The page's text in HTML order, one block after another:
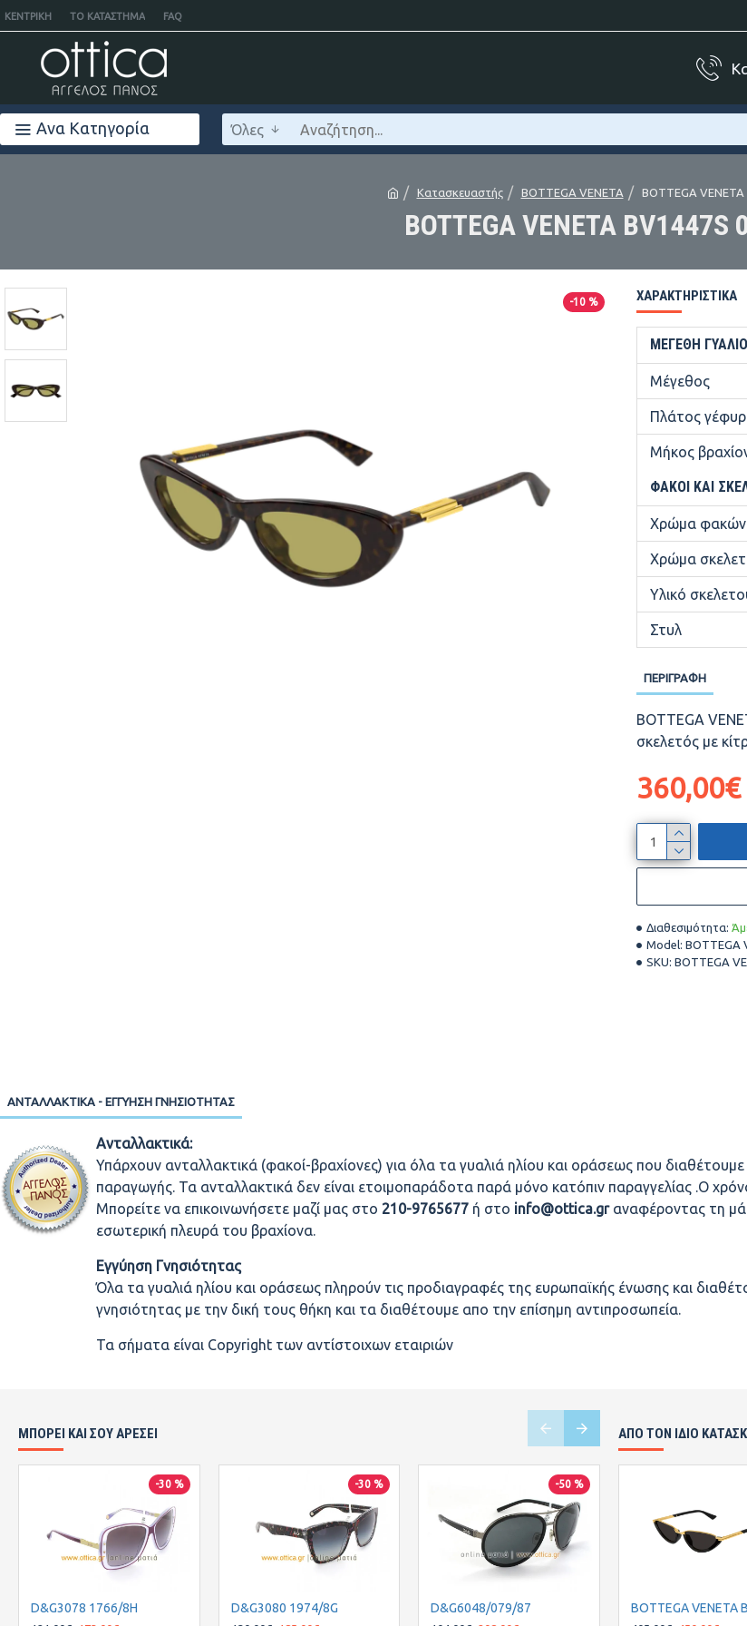
ΚΕΝΤΡΙΚΉ ΤΟ ΚΑΤΆΣΤΗΜΑ FAQ
Ανα Κατηγορία Όλες
Κατασκευαστής BOTTEGA VENETA BOTTEGA VENETA
BOTTEGA VENETA BV1447S
-10 % ΧΑΡΑΚΤΗΡΙΣΤΙΚΆ
ΜΕΓΈΘΗ
Μέγεθος
Πλάτος
Μήκος
ΦΑΚΟΊ ΚΑΙ
Χρώμα φακών
Χρώμα
Υλικό
Στυλ
ΠΕΡΙΓΡΑΦΉ
BOTTEGA
σκελετός με
Διαθεσιμότητα:
Model: BOTTEGA
SKU: BOTTEGA
360,00€
ΑΝΤΑΛΛΑΚΤΙΚΆ - ΕΓΓΎΗΣΗ ΓΝΗΣΙΌΤΗΤΑΣ
Ανταλλακτικά:
Υπάρχουν ανταλλακτικά (φακοί-βραχίονες) για όλα τα γυαλιά ηλίου και οράσεως που
παραγωγής. Τα ανταλλακτικά δεν είναι ετοιμοπαράδοτα παρά μόνο κατόπιν παραγγελίας .Ο
Μπορείτε να επικοινωνήσετε μαζί μας στο 210-9765677 ή στο info@ottica.gr αναφέροντας τη
εσωτερική πλευρά του βραχίονα.
Εγγύηση Γνησιότητας
Όλα τα γυαλιά ηλίου και οράσεως πληρούν τις προδιαγραφές της ευρωπαϊκής ένωσης και
γνησιότητας με την δική τους θήκη και τα διαθέτουμε απο την επίσημη αντιπροσωπεία.
Τα σήματα είναι Copyright των αντίστοιχων εταιριών
ΜΠΟΡΕΙ ΚΑΙ ΣΟΥ ΑΡΕΣΕΙ
-30 %
D&G3078 1766/8H
-30 %
D&G3080 1974/8G
-50 %
D&G6048/079/87 D&G8074/1634
ΑΠΌ ΤΟΝ ΊΔΙΟ